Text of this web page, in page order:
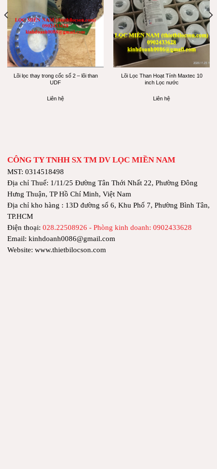
Lõi lọc thay trong cốc số 2 – lõi than
UDF
Liên hệ
Lõi Lọc Than Hoạt Tính Maxtec 10
inch Lọc nước
Liên hệ
CÔNG TY TNHH SX TM DV LỌC MIỀN NAM
MST: 0314518498
Địa chỉ Thuế: 1/11/25 Đường Tân Thới Nhất 22, Phường Đông
Hưng Thuận, TP Hồ Chí Minh, Việt Nam
Địa chỉ kho hàng : 13D đường số 6, Khu Phố 7, Phường Bình Tân,
TP.HCM
Điện thoại: 028.22508926 - Phòng kinh doanh: 0902433628
Email: kinhdoanh0086@gmail.com
Website: www.thietbilocson.com